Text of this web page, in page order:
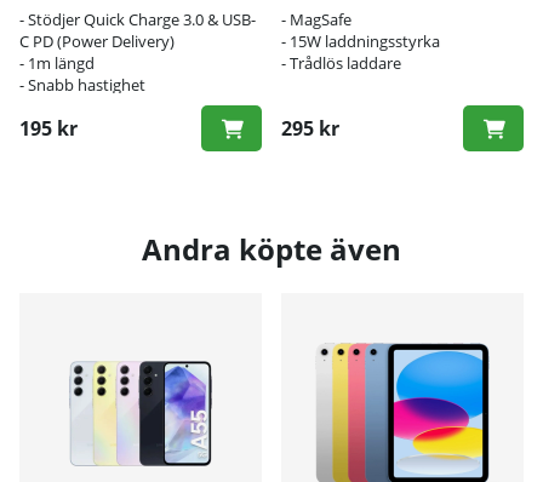
- Stödjer Quick Charge 3.0 & USB-
C PD (Power Delivery)
- 1m längd
- Snabb hastighet
195 kr
- MagSafe
- 15W laddningsstyrka
- Trådlös laddare
295 kr
Andra köpte även